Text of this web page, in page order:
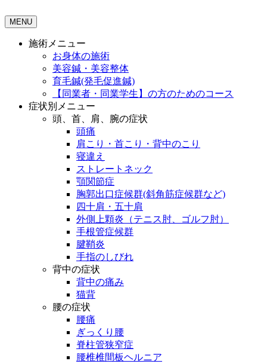
MENU
施術メニュー
お身体の施術
美容鍼・美容整体
育毛鍼(発毛促進鍼)
【同業者・同業学生】の方のためのコース
症状別メニュー
頭、首、肩、腕の症状
頭痛
肩こり・首こり・背中のこり
寝違え
ストレートネック
顎関節症
胸郭出口症候群(斜角筋症候群など)
四十肩・五十肩
外側上顆炎（テニス肘、ゴルフ肘）
手根管症候群
腱鞘炎
手指のしびれ
背中の症状
背中の痛み
猫背
腰の症状
腰痛
ぎっくり腰
脊柱管狭窄症
腰椎椎間板ヘルニア